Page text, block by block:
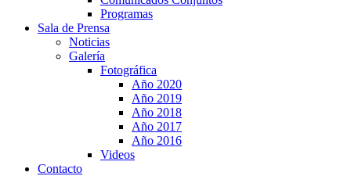
Programas
Sala de Prensa
Noticias
Galería
Fotográfica
Año 2020
Año 2019
Año 2018
Año 2017
Año 2016
Videos
Contacto